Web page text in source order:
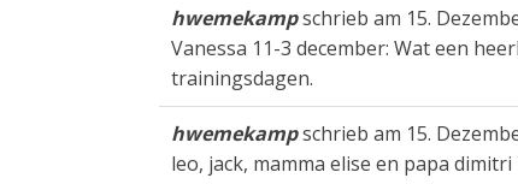
hwemekampschrieb am 15.
Vanessa 11-3 december: Wat een
trainingsdagen.
hwemekampschrieb am 15.
leo, jack, mamma elise en papa